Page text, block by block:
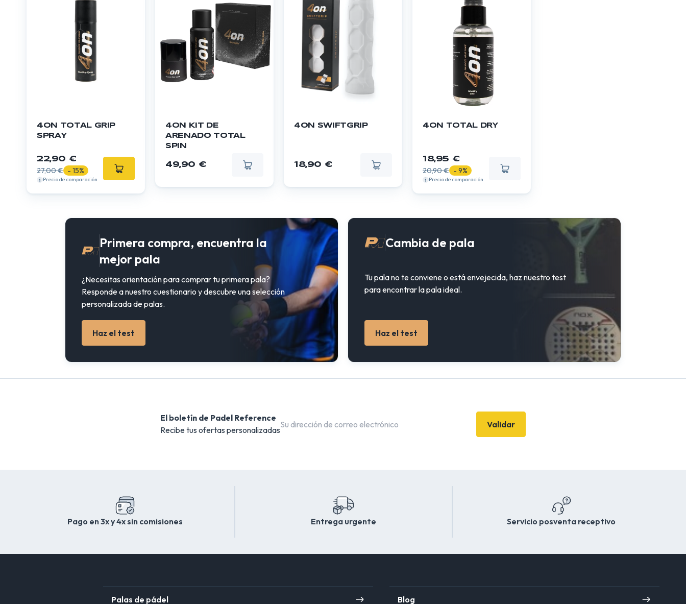
4ON TOTAL GRIP
SPRAY
22,90 €
27,00 € - 15%
Precio de comparación
4ON KIT DE
ARENADO TOTAL
SPIN
49,90 €
4ON SWIFTGRIP
18,90 €
4ON TOTAL DRY
18,95 €
20,90 € - 9%
Precio de comparación
Primera compra, encuentra la
mejor pala
¿Necesitas orientación para comprar tu primera pala?
Responde a nuestro cuestionario y descubre una selección
personalizada de palas.
Haz el test
Cambia de pala
Tu pala no te conviene o está envejecida, haz nuestro test
para encontrar la pala ideal.
Haz el test
El boletín de Padel Reference
Recibe tus ofertas personalizadas
Validar
Pago en 3x y 4x sin comisiones Entrega urgente Servicio posventa receptivo
Palas de pádel Blog